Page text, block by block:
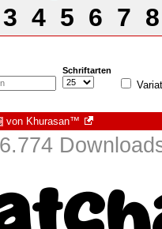
3 4 5 6 7
Schriftarten
von Khurasan™